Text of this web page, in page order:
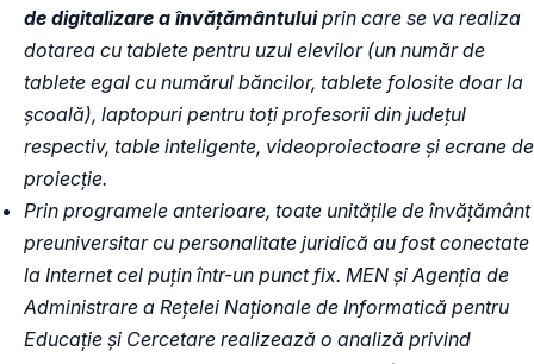
de digitalizare a învățământuluiprin care se va realiza
dotarea cu tablete pentru uzul elevilor (un număr de
tablete egal cu numărul băncilor, tablete folosite doar la
școală), laptopuri pentru toți profesorii din județul
respectiv, table inteligente, videoproiectoare și ecrane de
proiecție.
Prin programele anterioare, toate unitățile de învățământ
preuniversitar cu personalitate juridică au fost conectate
la Internet cel puțin într-un punct fix. MEN și Agenția de
Administrare a Rețelei Naționale de Informatică pentru
Educație și Cercetare realizează o analiză privind